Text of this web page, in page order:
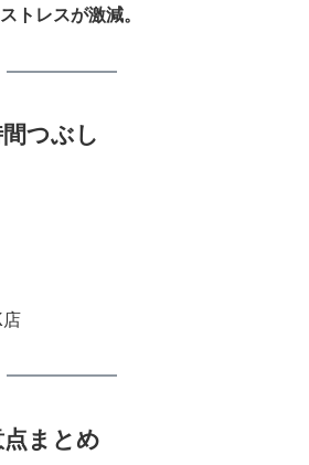
トレスが激減。
つぶし
店
まとめ